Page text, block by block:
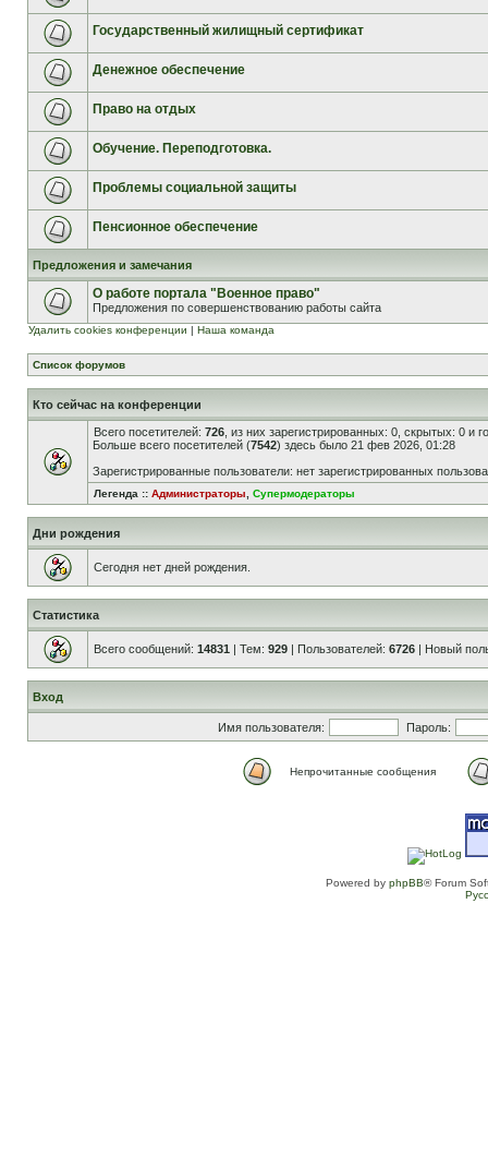
Государственный жилищный сертификат
Денежное обеспечение
Право на отдых
Обучение. Переподготовка.
Проблемы социальной защиты
Пенсионное обеспечение
Предложения и замечания
О работе портала "Военное право"
Предложения по совершенствованию работы сайта
Удалить cookies конференции | Наша команда
Список форумов
Кто сейчас на конференции
Всего посетителей: 726 , из них зарегистрированных: 0, скрытых: 0 и
Больше всего посетителей (7542) здесь было 21 фев 2026, 01:28
Зарегистрированные пользователи: нет зарегистрированных
Легенда :: Администраторы Супермодераторы
Дни рождения
Сегодня нет дней рождения.
Статистика
Всего сообщений: 14831 | Тем: 929 | Пользователей: 6726 | Новый
Вход
Имя пользователя: Пароль:
Непрочитанные сообщения
Powered by phpBB® Forum